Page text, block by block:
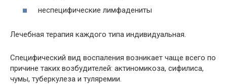
неспецифические лимфадениты
Лечебная терапия каждого типа индивидуальная.
Специфический вид воспаления возникает чаще всего по
причине таких возбудителей: актиномикоза, сифилиса,
чумы, туберкулеза и туляремии.